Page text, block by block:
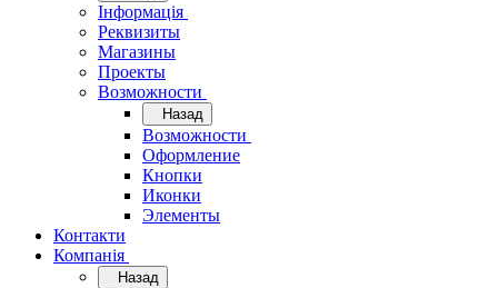
Інформація
Реквизиты
Магазины
Проекты
Возможности
Назад
Возможности
Оформление
Кнопки
Иконки
Элементы
Контакти
Компанія
Назад